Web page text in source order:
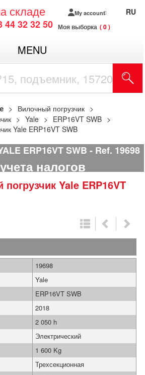
складе
44 32 32 50
My account
Моя выборка 0
RU
MENU
Вилочный погрузчик
Yale
ERP16VT SWB
Yale ERP16VT SWB
ERP16VT SWB Ref. 19698
налогов
погрузчик Yale ERP16VT
19698
Yale
ERP16VT SWB
2018
2 050 h
Электрический
1 600 Kg
Трехсекционная